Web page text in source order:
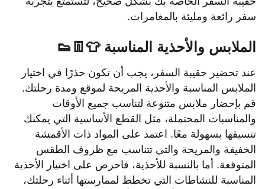
سفر رائعة ومليئة بالمغامرات.
الملابس والأحذية المناسبة 👕👖👟
عند تحضير حقيبة السفر، يجب أن تكون حذرًا في اختيار
الملابس المناسبة والأحذية المريحة لموقع ومدة رحلتك.
قم بإحضار ملابس متنوعة لتناسب جميع الأوقات
والمناسبات المحتملة، مثل القطع الأساسية التي يمكنك
تنسيقها بسهولة معًا. اعتمد على المواد ذات الأقمشة
الخفيفة والمريحة والتي تتناسب مع ظروف الطقس
المتوقعة. أما بالنسبة للأحذية، فاحرص على اختيار الأحذية
المناسبة للنشاطات التي تخطط لممارستها أثناء رحلتك،